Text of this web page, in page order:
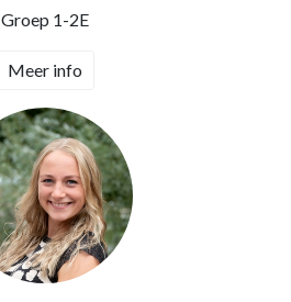
Groep 1-2E
Meer info